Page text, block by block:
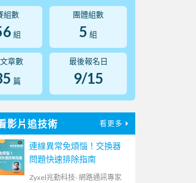
組數
組
團體組數
5 組
章數
篇
最後報名日
9/15
影片追技術 看更多
連線異常免煩惱！交換器
問題快速排除指南
Zyxel兆勤科技- 網路通訊專家